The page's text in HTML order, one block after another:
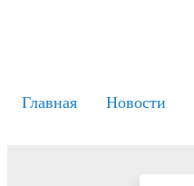
Главная Новости